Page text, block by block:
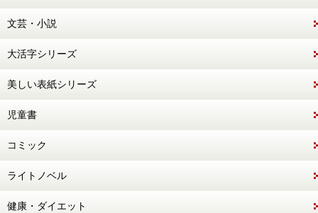
文芸・小説
大活字シリーズ
美しい表紙シリーズ
児童書
コミック
ライトノベル
健康・ダイエット